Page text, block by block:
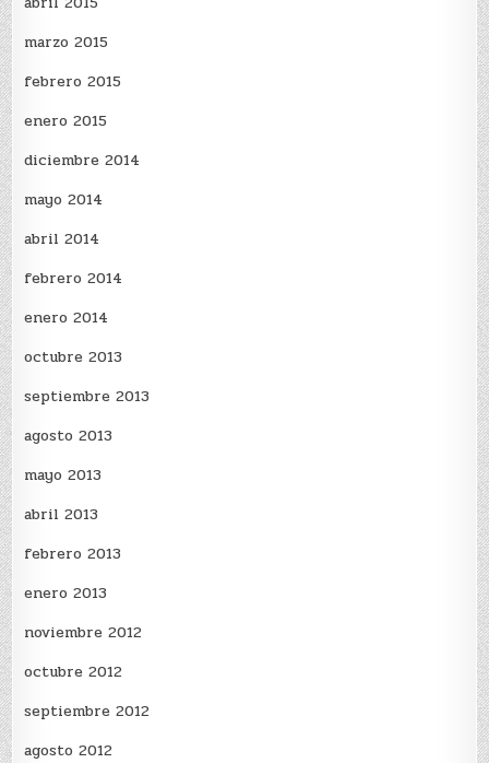
marzo 2015
febrero 2015
enero 2015
diciembre 2014
mayo 2014
abril 2014
febrero 2014
enero 2014
octubre 2013
septiembre 2013
agosto 2013
mayo 2013
abril 2013
febrero 2013
enero 2013
noviembre 2012
octubre 2012
septiembre 2012
agosto 2012